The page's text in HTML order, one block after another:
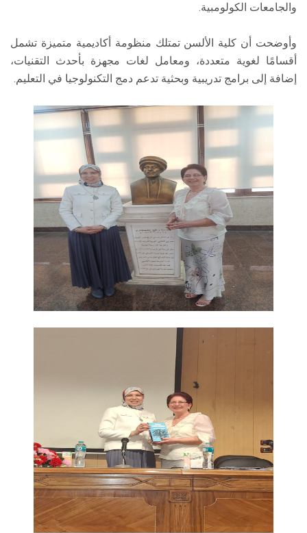
والجامعات الكولومبية.
وأوضحت أن كلية الألسن تمتلك منظومة أكاديمية متميزة تشمل
أقسامًا لغوية متعددة، ومعامل لغات مجهزة بأحدث التقنيات،
إضافة إلى برامج تدريبية وبحثية تدعم دمج التكنولوجيا في التعليم.